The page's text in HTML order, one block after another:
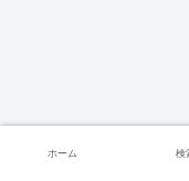
ホーム 検